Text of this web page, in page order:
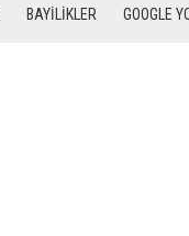
BAYİLİKLER GOOGLE